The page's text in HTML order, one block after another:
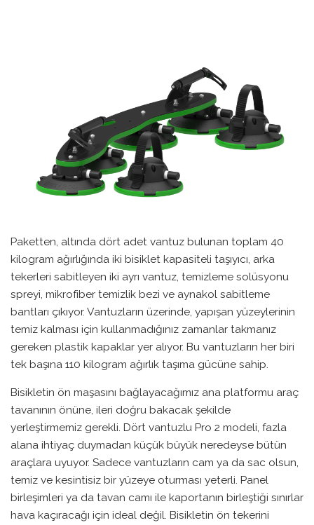
Paketten, altında dört adet vantuz bulunan toplam 40
kilogram ağırlığında iki bisiklet kapasiteli taşıyıcı, arka
tekerleri sabitleyen iki ayrı vantuz, temizleme solüsyonu
spreyi, mikrofiber temizlik bezi ve aynakol sabitleme
bantları çıkıyor. Vantuzların üzerinde, yapışan yüzeylerinin
temiz kalması için kullanmadığınız zamanlar takmanız
gereken plastik kapaklar yer alıyor. Bu vantuzların her biri
tek başına 110 kilogram ağırlık taşıma gücüne sahip.
Bisikletin ön maşasını bağlayacağımız ana platformu araç
tavanının önüne, ileri doğru bakacak şekilde
yerleştirmemiz gerekli. Dört vantuzlu Pro 2 modeli, fazla
alana ihtiyaç duymadan küçük büyük neredeyse bütün
araçlara uyuyor. Sadece vantuzların cam ya da sac olsun,
temiz ve kesintisiz bir yüzeye oturması yeterli. Panel
birleşimleri ya da tavan camı ile kaportanın birleştiği sınırlar
hava kaçıracağı için ideal değil. Bisikletin ön tekerini